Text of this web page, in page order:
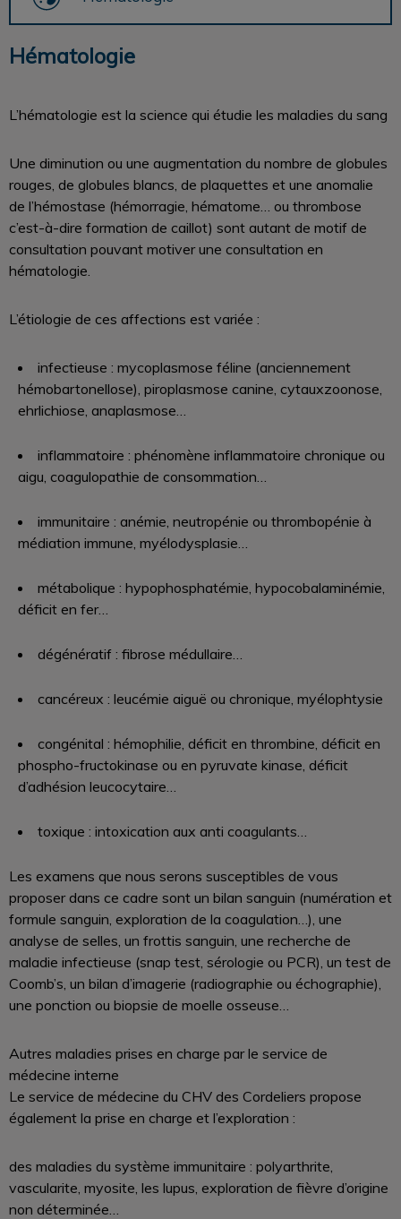
Hématologie
L’hématologie est la science qui étudie les maladies du sang
Une diminution ou une augmentation du nombre de globules
rouges, de globules blancs, de plaquettes et une anomalie
de l’hémostase (hémorragie, hématome… ou thrombose
c’est-à-dire formation de caillot) sont autant de motif de
consultation pouvant motiver une consultation en
hématologie.
L’étiologie de ces affections est variée :
infectieuse : mycoplasmose féline (anciennement
hémobartonellose), piroplasmose canine, cytauxzoonose,
ehrlichiose, anaplasmose…
inflammatoire : phénomène inflammatoire chronique ou
aigu, coagulopathie de consommation…
immunitaire : anémie, neutropénie ou thrombopénie à
médiation immune, myélodysplasie…
métabolique : hypophosphatémie, hypocobalaminémie,
déficit en fer…
dégénératif : fibrose médullaire…
cancéreux : leucémie aiguë ou chronique, myélophtysie
congénital : hémophilie, déficit en thrombine, déficit en
phospho-fructokinase ou en pyruvate kinase, déficit
d’adhésion leucocytaire…
toxique : intoxication aux anti coagulants…
Les examens que nous serons susceptibles de vous
proposer dans ce cadre sont un bilan sanguin (numération et
formule sanguin, exploration de la coagulation…), une
analyse de selles, un frottis sanguin, une recherche de
maladie infectieuse (snap test, sérologie ou PCR), un test de
Coomb’s, un bilan d’imagerie (radiographie ou échographie),
une ponction ou biopsie de moelle osseuse…
Autres maladies prises en charge par le service de
médecine interne
Le service de médecine du CHV des Cordeliers propose
également la prise en charge et l’exploration :
des maladies du système immunitaire : polyarthrite,
vascularite, myosite, les lupus, exploration de fièvre d’origine
non déterminée…